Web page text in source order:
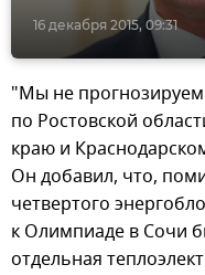
16 декабря 2015, 09:31
"Мы не
по Ростовской
краю и
Он добавил, что,
четвертого
к Олимпиаде в Сочи
отдельная